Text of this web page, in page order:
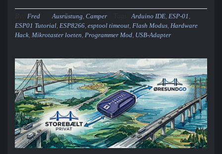
Fred Ausrüstung Camper Arduino IDE, ESP-01
ESP01 Tutorial ESP8266 esptool timeout Flash Modus Hardware
Hack Mikrotaster loeten Programmer Mod USB-Adapter